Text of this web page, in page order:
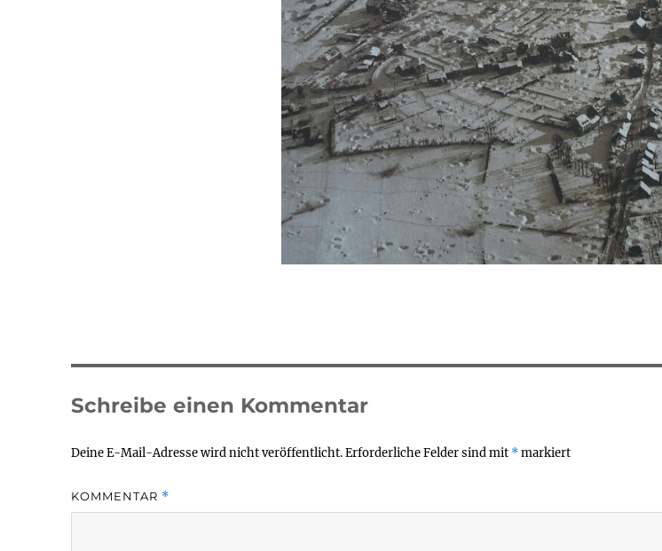
Schreibe einen Kommentar
Deine E-Mail-Adresse wird nicht veröffentlicht.Erforderliche Felder sind mit *markiert
KOMMENTAR *